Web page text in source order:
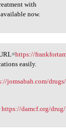
with
now.
https://
easily.
jomsabah.com/
https://damcf.org/